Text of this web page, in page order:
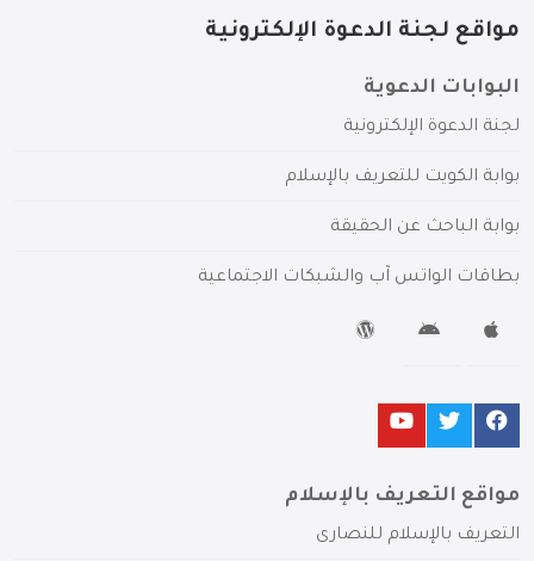
مواقع لجنة الدعوة الإلكترونية
البوابات الدعوية
لجنة الدعوة الإلكترونية
بوابة الكويت للتعريف بالإسلام
بوابة الباحث عن الحقيقة
بطاقات الواتس آب والشبكات الاجتماعية
مواقع التعريف بالإسلام
التعريف بالإسلام للنصارى